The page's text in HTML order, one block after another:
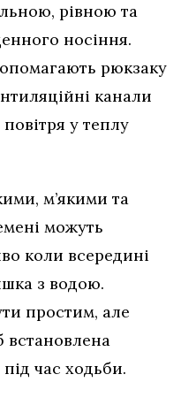
рівною та
носіння.
рюкзаку
канали
у теплу
м’якими та
можуть
коли всередині
з водою.
простим, але
встановлена
час ходьби.